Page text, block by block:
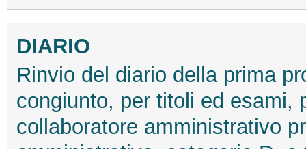
DIARIO
Rinvio del diario della prima
congiunto, per titoli ed esami,
collaboratore amministrativo